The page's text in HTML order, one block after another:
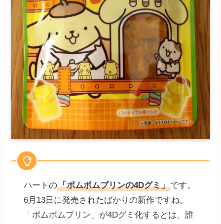
ハートの「ポムポムプリンの4Dグミ」です。
6月13日に発売されたばかりの新作ですね。
「ポムポムプリン」が4Dグミ化するとは、誰